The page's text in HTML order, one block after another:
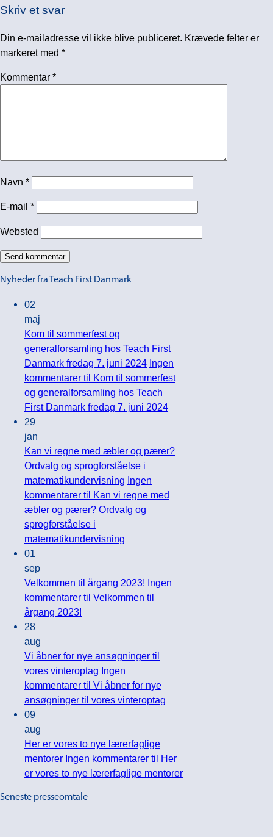
Skriv et svar
Din e-mailadresse vil ikke blive publiceret. Krævede felter er
markeret med *
Kommentar *
Navn *
E-mail *
Websted
Nyheder fra Teach First Danmark
02
maj
Kom til sommerfest og
generalforsamling hos Teach First
Danmark fredag 7. juni 2024 Ingen
kommentarer til Kom til sommerfest
og generalforsamling hos Teach
First Danmark fredag 7. juni 2024
29
jan
Kan vi regne med æbler og pærer?
Ordvalg og sprogforståelse i
matematikundervisning Ingen
kommentarer til Kan vi regne med
æbler og pærer? Ordvalg og
sprogforståelse i
matematikundervisning
01
sep
Velkommen til årgang 2023! Ingen
kommentarer til Velkommen til
årgang 2023!
28
aug
Vi åbner for nye ansøgninger til
vores vinteroptag Ingen
kommentarer til Vi åbner for nye
ansøgninger til vores vinteroptag
09
aug
Her er vores to nye lærerfaglige
mentorer Ingen kommentarer til Her
er vores to nye lærerfaglige mentorer
Seneste presseomtale